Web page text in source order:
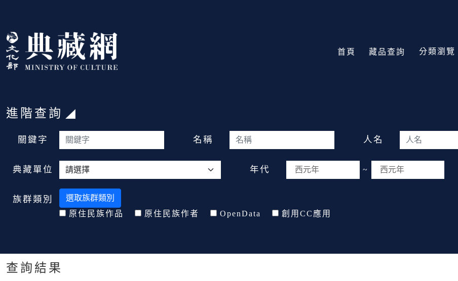
::: 首頁 藏品查詢 分類瀏覽
:::
進階查詢
關鍵字 名稱 人名
典藏單位 年代 ~
族群類別
選取族群類別
原住民族作品
原住民族作者 OpenData 創用CC應用
查詢結果